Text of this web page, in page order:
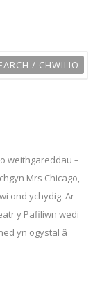
weithgareddau –
Mrs Chicago,
ond ychydig. Ar
y Pafiliwn wedi
yn ogystal â